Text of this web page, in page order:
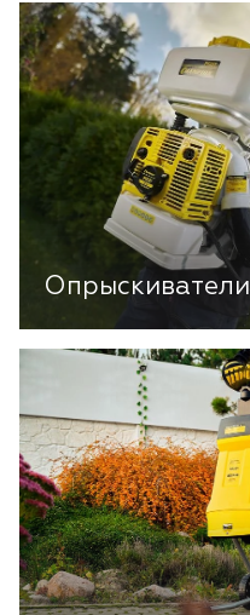
Опрыскиватели